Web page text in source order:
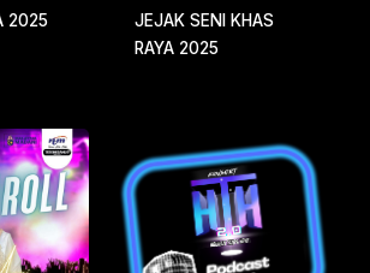
2025
JEJAK SENI KHAS
RAYA 2025